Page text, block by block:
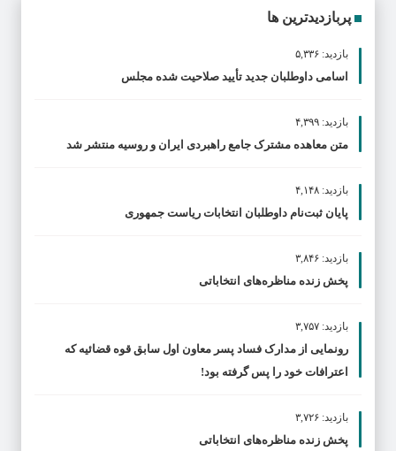
پربازدیدترین ها
بازدید: ۵,۳۳۶
اسامی داوطلبان جدید تأیید صلاحیت شده مجلس
بازدید: ۴,۳۹۹
متن معاهده مشترک جامع راهبردی ایران و روسیه منتشر شد
بازدید: ۴,۱۴۸
پایان ثبت‌نام داوطلبان انتخابات ریاست جمهوری
بازدید: ۳,۸۴۶
پخش زنده مناظره‌های انتخاباتی
بازدید: ۳,۷۵۷
رونمایی از مدارک فساد پسر معاون اول سابق قوه قضائیه که
اعترافات خود را پس گرفته بود!
بازدید: ۳,۷۲۶
پخش زنده مناظره‌های انتخاباتی